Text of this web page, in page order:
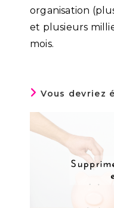
organisation
et plusieurs
mois.
Vous devriez